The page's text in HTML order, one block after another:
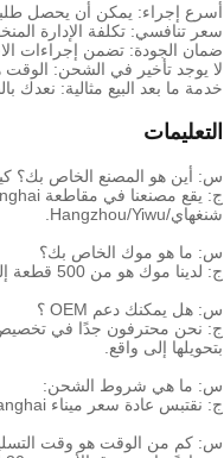
أسرع إجراء: يمكن أن يحصل
سعر تنافسي: تكلفة الإدارة
ضمان الجودة: تضمن إجراءات
لا يوجد تأخير في الشحن: الوقت
خدمة ما بعد البيع مثالية: نعدك
التعليمات
س: أين هو المصنع الخاص بك؟
شنغهاي/Hangzhou/Yiwu.
س: ما هو موك الخاص بك؟
ج: لدينا موك هو من 500 قطعة إلى 5000 قطعة يعتمد على البعد المنتج ، يمكن التفاوض على موك على حجم مختلف من نماذج مختلفة.
س: هل يمكنك دعم OEM ؟
ج: نحن محترفون جدًا في تخصيص
بتحويلها إلى واقع.
س: ما هي شروط الشحن:
ج: نقتبس عادة سعر ميناء FOB Ningbo /Shanghai، يمكننا أيضًا أن نقتبس شروط الشحن حسب طلبك مثل CNF، CIF Exc.
س: كم من الوقت هو وقت